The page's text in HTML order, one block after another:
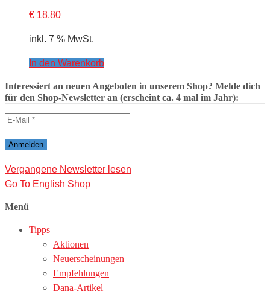
€ 18,80
inkl. 7 % MwSt.
In den Warenkorb
Interessiert an neuen Angeboten in unserem Shop? Melde dich
für den Shop-Newsletter an (erscheint ca. 4 mal im Jahr):
Vergangene Newsletter lesen
Go To English Shop
Menü
Tipps
Aktionen
Neuerscheinungen
Empfehlungen
Dana-Artikel